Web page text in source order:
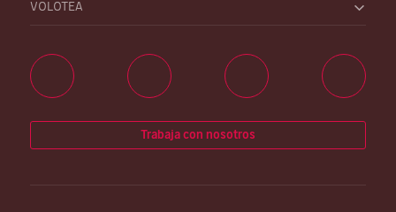
VOLOTEA
Trabaja con nosotros